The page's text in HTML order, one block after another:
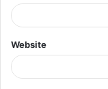
Website